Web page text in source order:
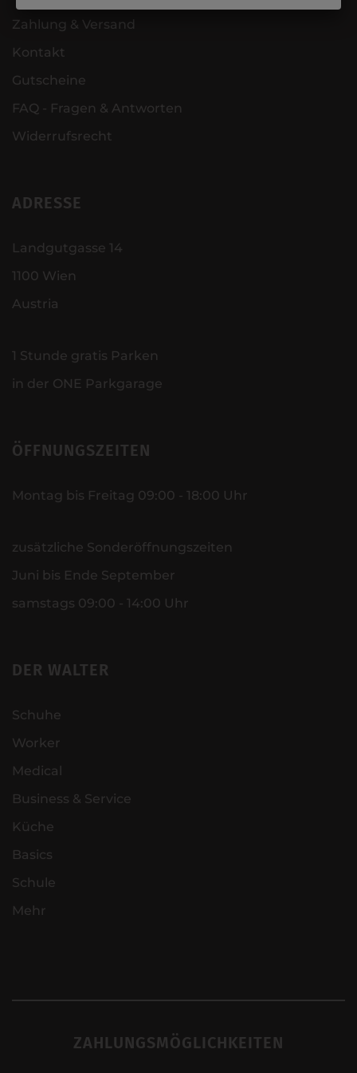
Zahlung & Versand
Kontakt
Gutscheine
FAQ - Fragen & Antworten
Widerrufsrecht
ADRESSE
Landgutgasse 14
1100 Wien
Austria
1 Stunde gratis Parken
in der ONE Parkgarage
ÖFFNUNGSZEITEN
Montag bis Freitag 09:00 - 18:00 Uhr
zusätzliche Sonderöffnungszeiten
Juni bis Ende September
samstags 09:00 - 14:00 Uhr
DER WALTER
Schuhe
Worker
Medical
Business & Service
Küche
Basics
Schule
Mehr
ZAHLUNGSMÖGLICHKEITEN